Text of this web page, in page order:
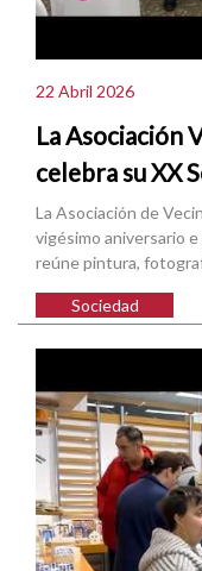
22 Abril 2026
La Asociación
celebra su XX
La Asociación de
vigésimo aniversario
reúne pintura,
Sociedad